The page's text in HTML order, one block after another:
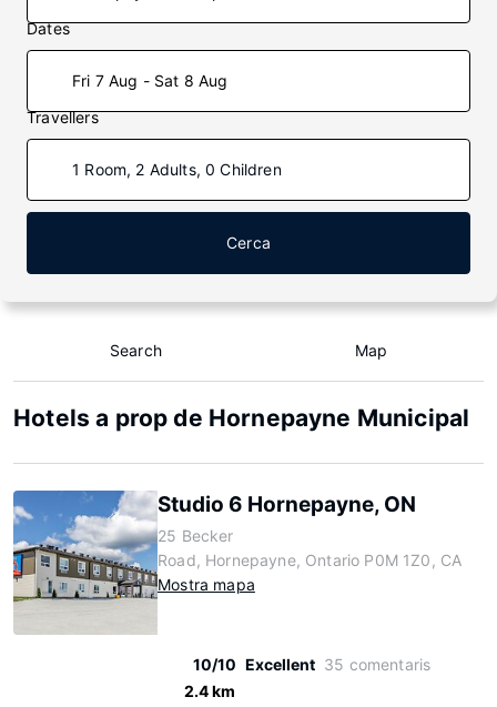
Dates
Fri 7 Aug - Sat 8 Aug
Travellers
1 Room, 2 Adults, 0 Children
Cerca
Search Map
Hotels a prop de Hornepayne Municipal
Studio 6 Hornepayne, ON
25 Becker
Road, Hornepayne, Ontario P0M 1Z0, CA
Mostra mapa
10/10 Excellent 35 comentaris
2.4 km